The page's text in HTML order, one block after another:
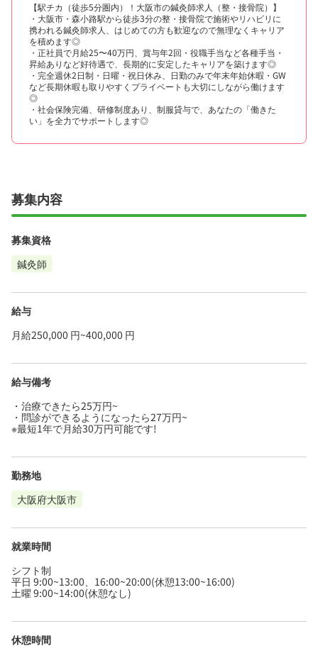
【駅チカ（徒歩5分圏内）！大阪市の鍼灸師求人（整・接骨院）】
・大阪市・森小路駅から徒歩3分の整・接骨院で施術やリハビリに
携われる鍼灸師求人、はじめての方も歓迎なので無理なくキャリア
を積めます◎
・正社員で月給25〜40万円、賞与年2回・役職手当など各種手当・
昇給ありなど好待遇で、長期的に安定したキャリアを築けます◎
・完全週休2日制・日曜・祝日休み、日勤のみで年末年始休暇・GW
など長期休暇も取りやすくプライベートも大切にしながら働けます
◎
・社会保険完備、研修制度あり、制服貸与で、あなたの「働きた
い」を全力でサポートします◎
募集内容
募集資格
鍼灸師
給与
月給250,000 円~400,000 円
給与備考
・治療できたら25万円~
・問診ができるようになったら27万円~
※最短1年で月給30万円可能です!
勤務地
大阪府大阪市
就業時間
シフト制
平日 9:00~13:00、16:00~20:00(休憩13:00~16:00)
土曜 9:00~14:00(休憩なし)
休憩時間